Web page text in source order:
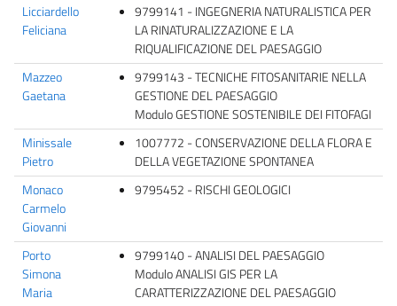
Licciardello
Feliciana
9799141 - INGEGNERIA NATURALISTICA PER
LA RINATURALIZZAZIONE E LA
RIQUALIFICAZIONE DEL PAESAGGIO
Mazzeo
Gaetana
9799143 - TECNICHE FITOSANITARIE NELLA
GESTIONE DEL PAESAGGIO
Modulo GESTIONE SOSTENIBILE DEI FITOFAGI
Minissale
Pietro
1007772 - CONSERVAZIONE DELLA FLORA E
DELLA VEGETAZIONE SPONTANEA
Monaco
Carmelo
Giovanni
9795452 - RISCHI GEOLOGICI
Porto
Simona
Maria
9799140 - ANALISI DEL PAESAGGIO
Modulo ANALISI GIS PER LA
CARATTERIZZAZIONE DEL PAESAGGIO